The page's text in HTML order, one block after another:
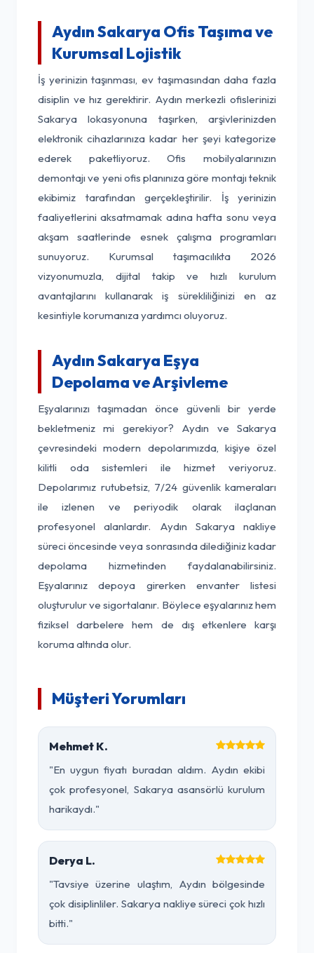
Aydın Sakarya Ofis Taşıma ve
Kurumsal Lojistik
İş yerinizin taşınması, ev taşımasından daha fazla
disiplin ve hız gerektirir. Aydın merkezli ofislerinizi
Sakarya lokasyonuna taşırken, arşivlerinizden
elektronik cihazlarınıza kadar her şeyi kategorize
ederek paketliyoruz. Ofis mobilyalarınızın
demontajı ve yeni ofis planınıza göre montajı teknik
ekibimiz tarafından gerçekleştirilir. İş yerinizin
faaliyetlerini aksatmamak adına hafta sonu veya
akşam saatlerinde esnek çalışma programları
sunuyoruz. Kurumsal taşımacılıkta 2026
vizyonumuzla, dijital takip ve hızlı kurulum
avantajlarını kullanarak iş sürekliliğinizi en az
kesintiyle korumanıza yardımcı oluyoruz.
Aydın Sakarya Eşya
Depolama ve Arşivleme
Eşyalarınızı taşımadan önce güvenli bir yerde
bekletmeniz mi gerekiyor? Aydın ve Sakarya
çevresindeki modern depolarımızda, kişiye özel
kilitli oda sistemleri ile hizmet veriyoruz.
Depolarımız rutubetsiz, 7/24 güvenlik kameraları
ile izlenen ve periyodik olarak ilaçlanan
profesyonel alanlardır. Aydın Sakarya nakliye
süreci öncesinde veya sonrasında dilediğiniz kadar
depolama hizmetinden faydalanabilirsiniz.
Eşyalarınız depoya girerken envanter listesi
oluşturulur ve sigortalanır. Böylece eşyalarınız hem
fiziksel darbelere hem de dış etkenlere karşı
koruma altında olur.
Müşteri Yorumları
Mehmet K.
"En uygun fiyatı buradan aldım. Aydın ekibi
çok profesyonel, Sakarya asansörlü kurulum
harikaydı."
Derya L.
"Tavsiye üzerine ulaştım, Aydın bölgesinde
çok disiplinliler. Sakarya nakliye süreci çok hızlı
bitti."